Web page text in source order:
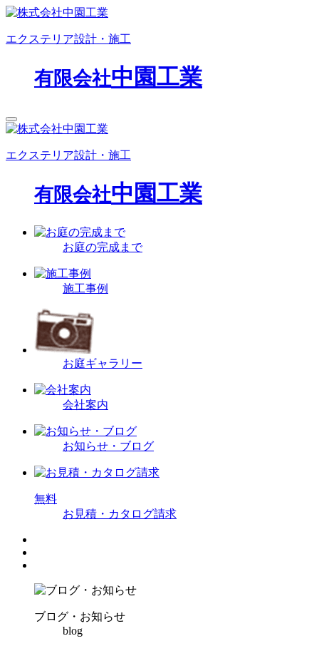
エクステリア設計・施工
有限会社中園工業
エクステリア設計・施工
有限会社中園工業
お庭の完成まで
施工事例
お庭ギャラリー
会社案内
お知らせ・ブログ
無料
お見積・カタログ請求
ブログ・お知らせ
blog